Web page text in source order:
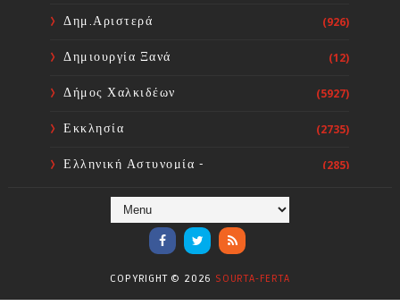
Δημ.Αριστερά (926)
Δημιουργία Ξανά (12)
Δήμος Χαλκιδέων (5927)
Εκκλησία (2735)
Ελληνική Αστυνομία -
(285)
Ενόργανη Γυμναστική
COPYRIGHT © 2026 SOURTA-FERTA